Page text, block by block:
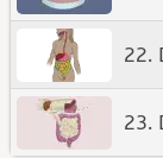
22.
23.